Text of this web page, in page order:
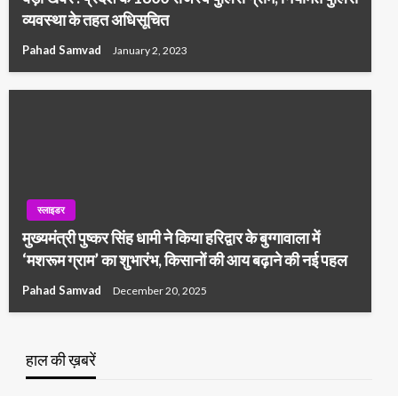
व्यवस्था के तहत अधिसूचित
Pahad Samvad January 2, 2023
स्लाइडर
मुख्यमंत्री पुष्कर सिंह धामी ने किया हरिद्वार के बुग्गावाला में
‘मशरूम ग्राम’ का शुभारंभ, किसानों की आय बढ़ाने की नई पहल
Pahad Samvad December 20, 2025
हाल की ख़बरें